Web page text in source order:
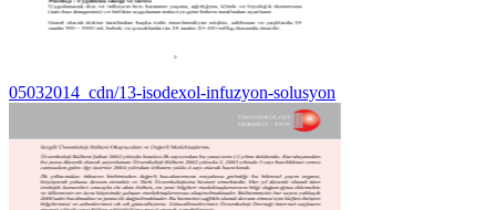
05032014_cdn/13-isodexol-infuzyon-solusyon